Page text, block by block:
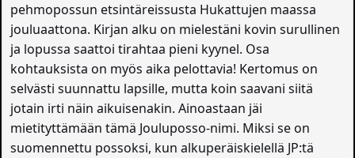
pehmopossun etsintäreissusta Hukattujen maassa
jouluaattona. Kirjan alku on mielestäni kovin surullinen
ja lopussa saattoi tirahtaa pieni kyynel. Osa
kohtauksista on myös aika pelottavia! Kertomus on
selvästi suunnattu lapsille, mutta koin saavani siitä
jotain irti näin aikuisenakin. Ainoastaan jäi
mietityttämään tämä Jouluposso-nimi. Miksi se on
suomennettu possoksi, kun alkuperäiskielellä JP:tä